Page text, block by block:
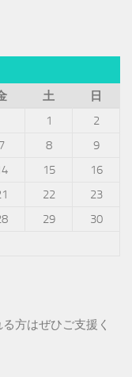
土
日
1
2
7 8
9
15
16
22
23
29
30
方はぜひご支援く